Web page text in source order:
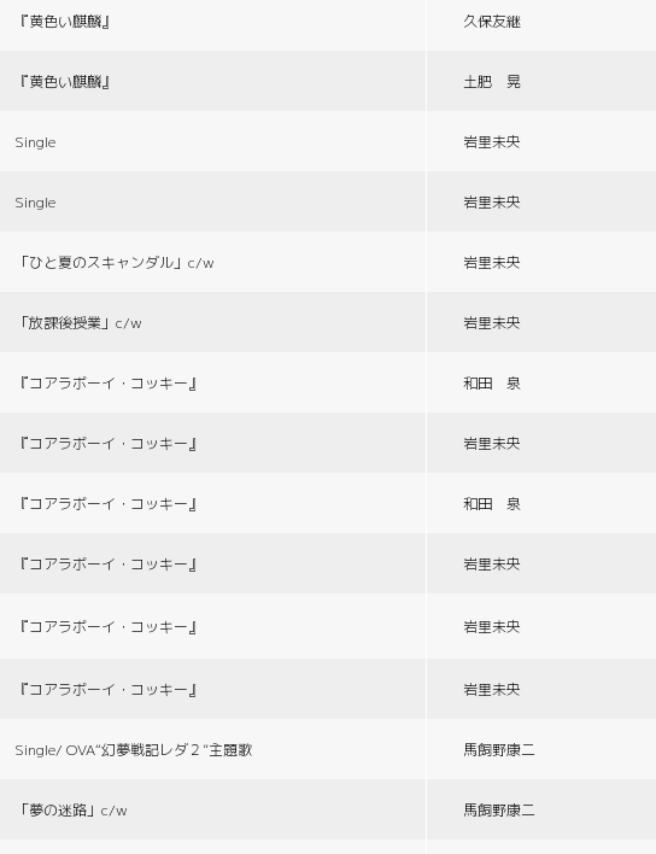
『黄色い麒麟』 久保友継
『黄色い麒麟』 土肥 晃
Single 岩里未央
Single 岩里未央
「ひと夏のスキャンダル」c/w 岩里未央
「放課後授業」c/w 岩里未央
『コアラボーイ・コッキー』 和田 泉
『コアラボーイ・コッキー』 岩里未央
『コアラボーイ・コッキー』 和田 泉
『コアラボーイ・コッキー』 岩里未央
『コアラボーイ・コッキー』 岩里未央
『コアラボーイ・コッキー』 岩里未央
Single/ OVA“幻夢戦記レダ２”主題歌 馬飼野康二
「夢の迷路」c/w 馬飼野康二